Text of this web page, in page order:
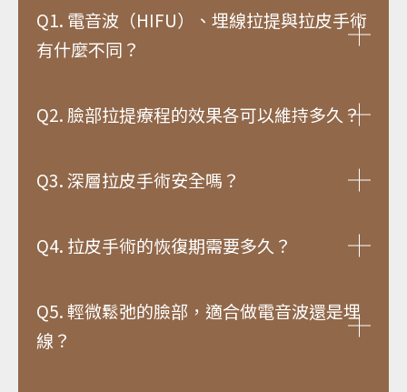
Q1. 電音波（HIFU）、埋線拉提與拉皮手術
有什麼不同？
Q2. 臉部拉提療程的效果各可以維持多久？
Q3. 深層拉皮手術安全嗎？
Q4. 拉皮手術的恢復期需要多久？
Q5. 輕微鬆弛的臉部，適合做電音波還是埋
線？